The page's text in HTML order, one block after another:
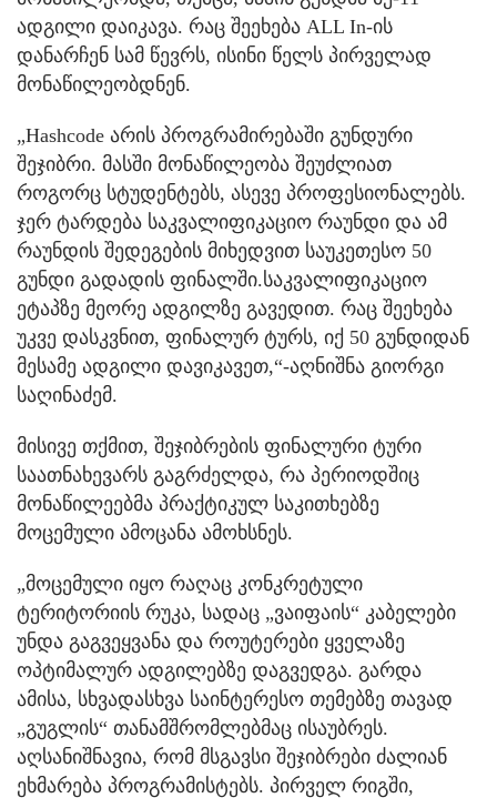
ადგილი დაიკავა. რაც შეეხება ALL In-ის
დანარჩენ სამ წევრს, ისინი წელს პირველად
მონაწილეობდნენ.
„Hashcode არის პროგრამირებაში გუნდური
შეჯიბრი. მასში მონაწილეობა შეუძლიათ
როგორც სტუდენტებს, ასევე პროფესიონალებს.
ჯერ ტარდება საკვალიფიკაციო რაუნდი და ამ
რაუნდის შედეგების მიხედვით საუკეთესო 50
გუნდი გადადის ფინალში.საკვალიფიკაციო
ეტაპზე მეორე ადგილზე გავედით. რაც შეეხება
უკვე დასკვნით, ფინალურ ტურს, იქ 50 გუნდიდან
მესამე ადგილი დავიკავეთ,“-აღნიშნა გიორგი
საღინაძემ.
მისივე თქმით, შეჯიბრების ფინალური ტური
საათნახევარს გაგრძელდა, რა პერიოდშიც
მონაწილეებმა პრაქტიკულ საკითხებზე
მოცემული ამოცანა ამოხსნეს.
„მოცემული იყო რაღაც კონკრეტული
ტერიტორიის რუკა, სადაც „ვაიფაის“ კაბელები
უნდა გაგვეყვანა და როუტერები ყველაზე
ოპტიმალურ ადგილებზე დაგვედგა. გარდა
ამისა, სხვადასხვა საინტერესო თემებზე თავად
„გუგლის“ თანამშრომლებმაც ისაუბრეს.
აღსანიშნავია, რომ მსგავსი შეჯიბრები ძალიან
ეხმარება პროგრამისტებს. პირველ რიგში,